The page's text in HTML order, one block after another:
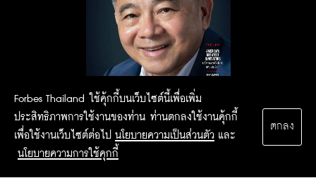
Forbes Thailand ใช้คุ้กกี้บนเว็บไซต์นี้เพื่อเพิ่ม
ประสิทธิภาพการใช้งานของท่าน ท่านตกลงใช้งานคุ้กกี้
เพื่อใช้งานเว็บไซต์ต่อไป นโยบายความเป็นส่วนตัว และ
นโยบายความการใช้คุกกี้
ตกลง
2015 Forbesthailand.com ALL RIGHTS RESERVED